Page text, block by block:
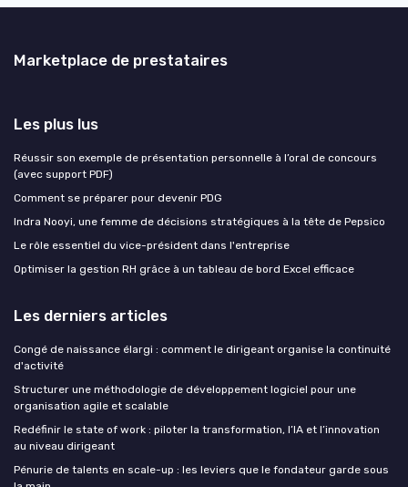
Marketplace de prestataires
Les plus lus
Réussir son exemple de présentation personnelle à l’oral de concours
(avec support PDF)
Comment se préparer pour devenir PDG
Indra Nooyi, une femme de décisions stratégiques à la tête de Pepsico
Le rôle essentiel du vice-président dans l'entreprise
Optimiser la gestion RH grâce à un tableau de bord Excel efficace
Les derniers articles
Congé de naissance élargi : comment le dirigeant organise la continuité
d'activité
Structurer une méthodologie de développement logiciel pour une
organisation agile et scalable
Redéfinir le state of work : piloter la transformation, l’IA et l’innovation
au niveau dirigeant
Pénurie de talents en scale-up : les leviers que le fondateur garde sous